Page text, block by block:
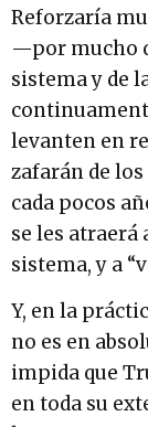
Reforzaría
—por mucho
sistema y de
levanten en
zafarán de
cada pocos
se les atraerá
sistema, y a
Y, en la
no es en
impida que
en toda su